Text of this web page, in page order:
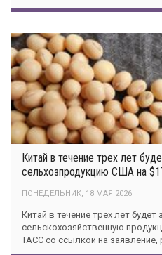
Китай в течение трех лет
сельхозпродукцию США на
ПОНЕДЕЛЬНИК, 18 МАЯ 2026
Китай в течение трех лет
сельскохозяйственную
ТАСС со ссылкой на заявление,